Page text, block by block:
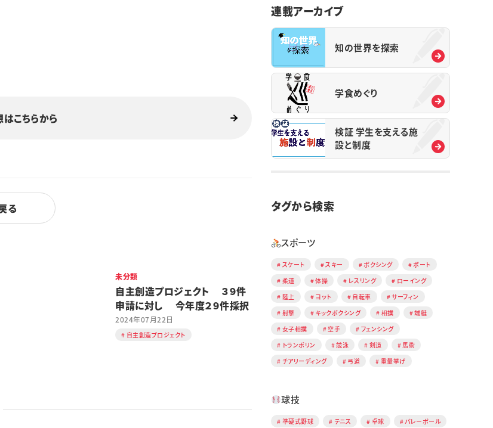
はこちらから
る
未分類
自主創造プロジェクト ３９件
申請に対し 今年度２９件採択
2024年07月22日
自主創造プロジェクト
連載アーカイブ
知の世界を探索
学食めぐり
検証 学生を支える施
設と制度
タグから検索
スポーツ
スケート スキー ボクシング
ボート
柔道
体操 レスリング
ローイング
陸上
ヨット 自転車
サーフィン
射撃
キックボクシング 相撲
端艇
女子相撲
空手
フェンシング
トランポリン
競泳 剣道
馬術
チアリーディング
弓道 重量挙げ
球技
準硬式野球 テニス 卓球
バレーボール